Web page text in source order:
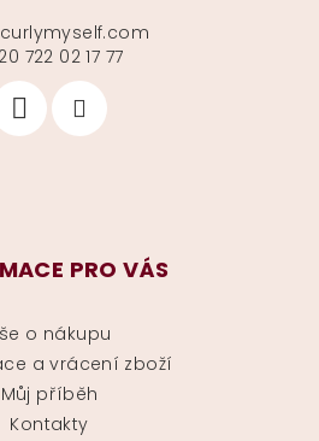
curlymyself.com
722 02 17 77
PRO VÁS
o nákupu
a vrácení zboží
Můj příběh
Kontakty